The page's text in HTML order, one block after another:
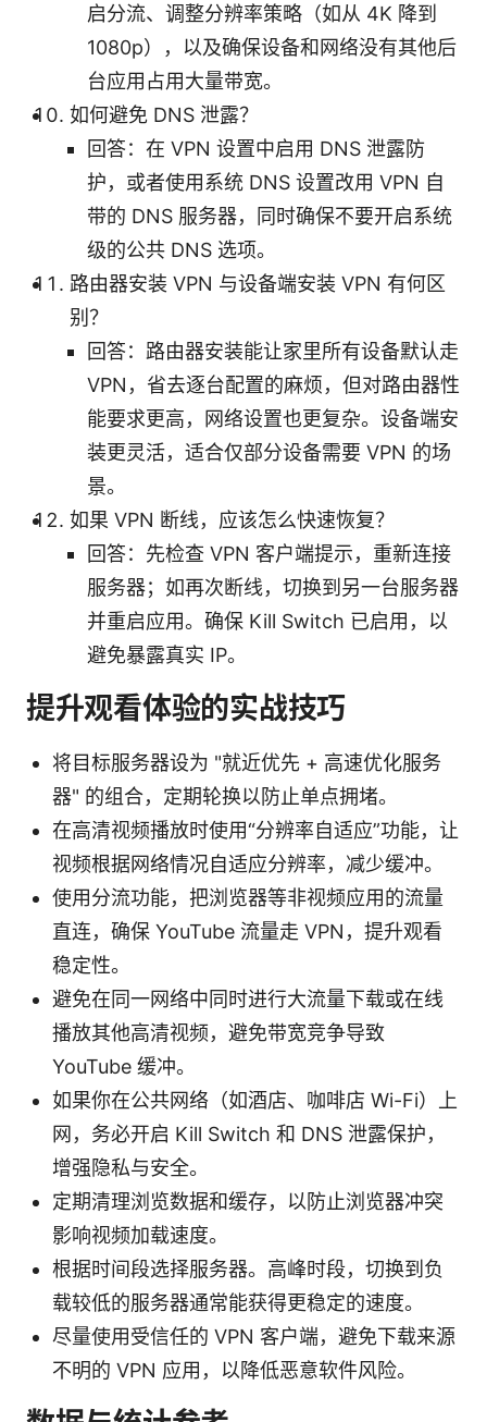
启分流、调整分辨率策略（如从 4K 降到
1080p），以及确保设备和网络没有其他后
台应用占用大量带宽。
如何避免 DNS 泄露？
回答：在 VPN 设置中启用 DNS 泄露防
护，或者使用系统 DNS 设置改用 VPN 自
带的 DNS 服务器，同时确保不要开启系统
级的公共 DNS 选项。
路由器安装 VPN 与设备端安装 VPN 有何区
别？
回答：路由器安装能让家里所有设备默认走
VPN，省去逐台配置的麻烦，但对路由器性
能要求更高，网络设置也更复杂。设备端安
装更灵活，适合仅部分设备需要 VPN 的场
景。
如果 VPN 断线，应该怎么快速恢复？
回答：先检查 VPN 客户端提示，重新连接
服务器；如再次断线，切换到另一台服务器
并重启应用。确保 Kill Switch 已启用，以
避免暴露真实 IP。
提升观看体验的实战技巧
将目标服务器设为 "就近优先 + 高速优化服务
器" 的组合，定期轮换以防止单点拥堵。
在高清视频播放时使用“分辨率自适应”功能，让
视频根据网络情况自适应分辨率，减少缓冲。
使用分流功能，把浏览器等非视频应用的流量
直连，确保 YouTube 流量走 VPN，提升观看
稳定性。
避免在同一网络中同时进行大流量下载或在线
播放其他高清视频，避免带宽竞争导致
YouTube 缓冲。
如果你在公共网络（如酒店、咖啡店 Wi-Fi）上
网，务必开启 Kill Switch 和 DNS 泄露保护，
增强隐私与安全。
定期清理浏览数据和缓存，以防止浏览器冲突
影响视频加载速度。
根据时间段选择服务器。高峰时段，切换到负
载较低的服务器通常能获得更稳定的速度。
尽量使用受信任的 VPN 客户端，避免下载来源
不明的 VPN 应用，以降低恶意软件风险。